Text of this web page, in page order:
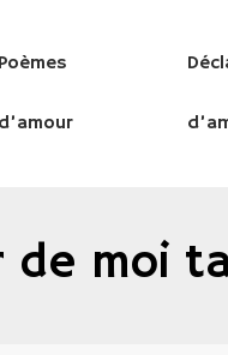
Poèmes
d’amour
de moi